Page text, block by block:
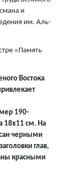
и
им. Аль-
«Память
Востока
190-
18х11 см. На
черными
глав,
красными